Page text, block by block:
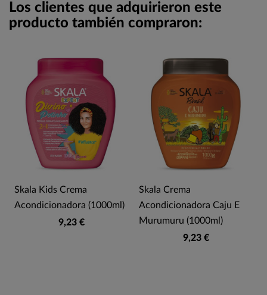
Los clientes que adquirieron este
producto también compraron:
Skala Kids Crema
Acondicionadora (1000ml)
9,23 €
Skala Crema
Acondicionadora Caju E
Murumuru (1000ml)
9,23 €